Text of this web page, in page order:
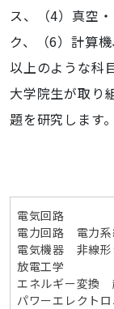
ス、（4）真空
ク、（6）計算
以上のような科
大学院生が取り
題を研究します。
電気回路
電力回路 電力系
電気機器 非線
放電工学
エネルギー変換
パワーエレクト